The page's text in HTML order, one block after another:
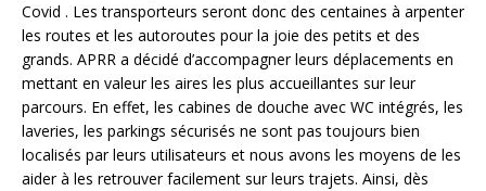
Covid . Les transporteurs seront donc des centaines à arpenter
les routes et les autoroutes pour la joie des petits et des
grands. APRR a décidé d’accompagner leurs déplacements en
mettant en valeur les aires les plus accueillantes sur leur
parcours. En effet, les cabines de douche avec WC intégrés, les
laveries, les parkings sécurisés ne sont pas toujours bien
localisés par leurs utilisateurs et nous avons les moyens de les
aider à les retrouver facilement sur leurs trajets. Ainsi, dès